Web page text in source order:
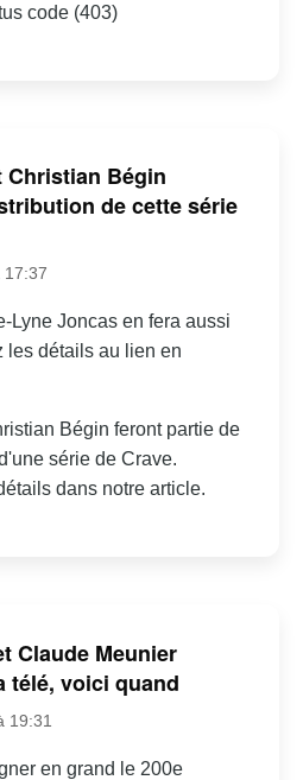
code (403)
Christian Bégin
de cette série
17:37
Lyne Joncas en fera aussi
les détails au lien en
Bégin feront partie de
série de Crave.
dans notre article.
Claude Meunier
télé, voici quand
19:31
en grand le 200e